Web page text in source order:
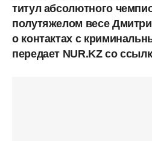
титул абсолютного
полутяжелом весе
о контактах с
передает NUR.KZ со